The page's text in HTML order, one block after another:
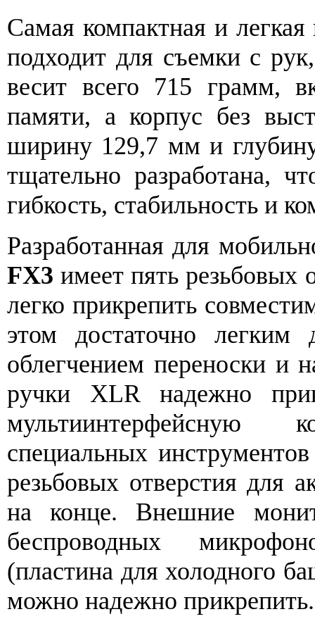
Самая компактная и
подходит для съемки с
весит всего 715 грамм,
памяти, а корпус без
ширину 129,7 мм и
тщательно разработана,
гибкость, стабильность и
Разработанная для
FX3 имеет пять резьбовых
легко прикрепить
этом достаточно
облегчением переноски и
ручки XLR надежно
мультиинтерфейсную
специальных
резьбовых отверстия для
на конце. Внешние
беспроводных
(пластина для холодного
можно надежно прикрепить.